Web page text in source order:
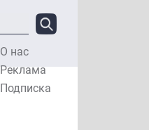
О нас
Реклама
Подписка